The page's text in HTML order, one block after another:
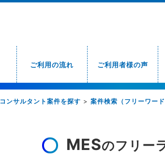
ご利用の流れ ご利用者様の声
コンサルタント案件を探す > 案件検索（フリーワード
MESのフリー